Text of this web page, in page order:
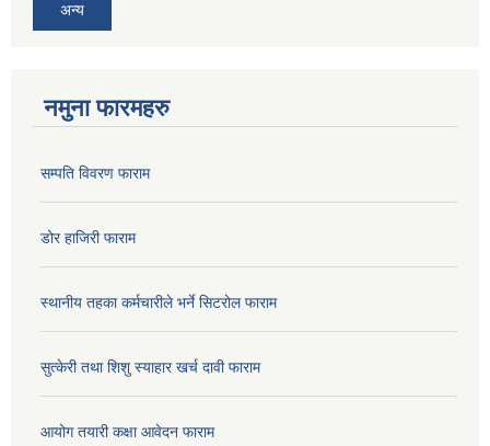
अन्य
नमुना फारमहरु
सम्पति विवरण फाराम
डोर हाजिरी फाराम
स्थानीय तहका कर्मचारीले भर्ने सिटरोल फाराम
सुत्केरी तथा शिशु स्याहार खर्च दावी फाराम
आयोग तयारी कक्षा आवेदन फाराम